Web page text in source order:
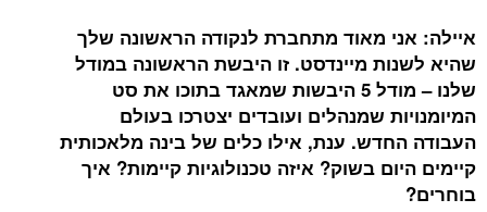
איילה: אני מאוד מתחברת לנקודה הראשונה שלך
שהיא לשנות מיינדסט. זו היבשת הראשונה במודל
שלנו – מודל 5 היבשות שמאגד בתוכו את סט
המיומנויות שמנהלים ועובדים יצטרכו בעולם
העבודה החדש. ענת, אילו כלים של בינה מלאכותית
קיימים היום בשוק? איזה טכנולוגיות קיימות? איך
בוחרים?